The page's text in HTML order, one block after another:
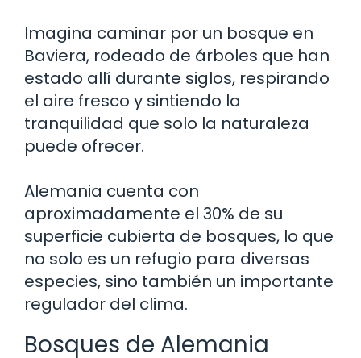
Imagina caminar por un bosque en
Baviera, rodeado de árboles que han
estado allí durante siglos, respirando
el aire fresco y sintiendo la
tranquilidad que solo la naturaleza
puede ofrecer.
Alemania cuenta con
aproximadamente el 30% de su
superficie cubierta de bosques, lo que
no solo es un refugio para diversas
especies, sino también un importante
regulador del clima.
Bosques de Alemania